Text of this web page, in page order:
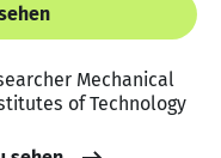
Mechanical
of Technology